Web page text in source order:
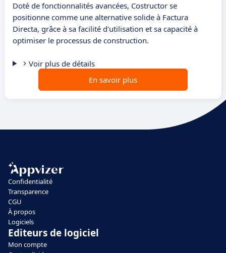
Doté de fonctionnalités avancées, Costructor se
positionne comme une alternative solide à Factura
Directa, grâce à sa facilité d'utilisation et sa capacité à
optimiser le processus de construction.
Voir plus de détails
En savoir plus
Confidentialité
Transparence
CGU
À propos
Logiciels
Editeurs de logiciel
Mon compte